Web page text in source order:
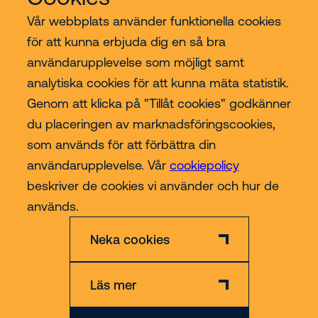
Vår webbplats använder funktionella cookies
för att kunna erbjuda dig en så bra
användarupplevelse som möjligt samt
analytiska cookies för att kunna mäta statistik.
Genom att klicka på "Tillåt cookies" godkänner
du placeringen av marknadsföringscookies,
som används för att förbättra din
användarupplevelse. Vår cookiepolicy
beskriver de cookies vi använder och hur de
används.
Neka cookies
Läs mer
Riwal
Branscher
Contact
Mer
AnsvarsfriskrivningCookies- & Integritetspolicy